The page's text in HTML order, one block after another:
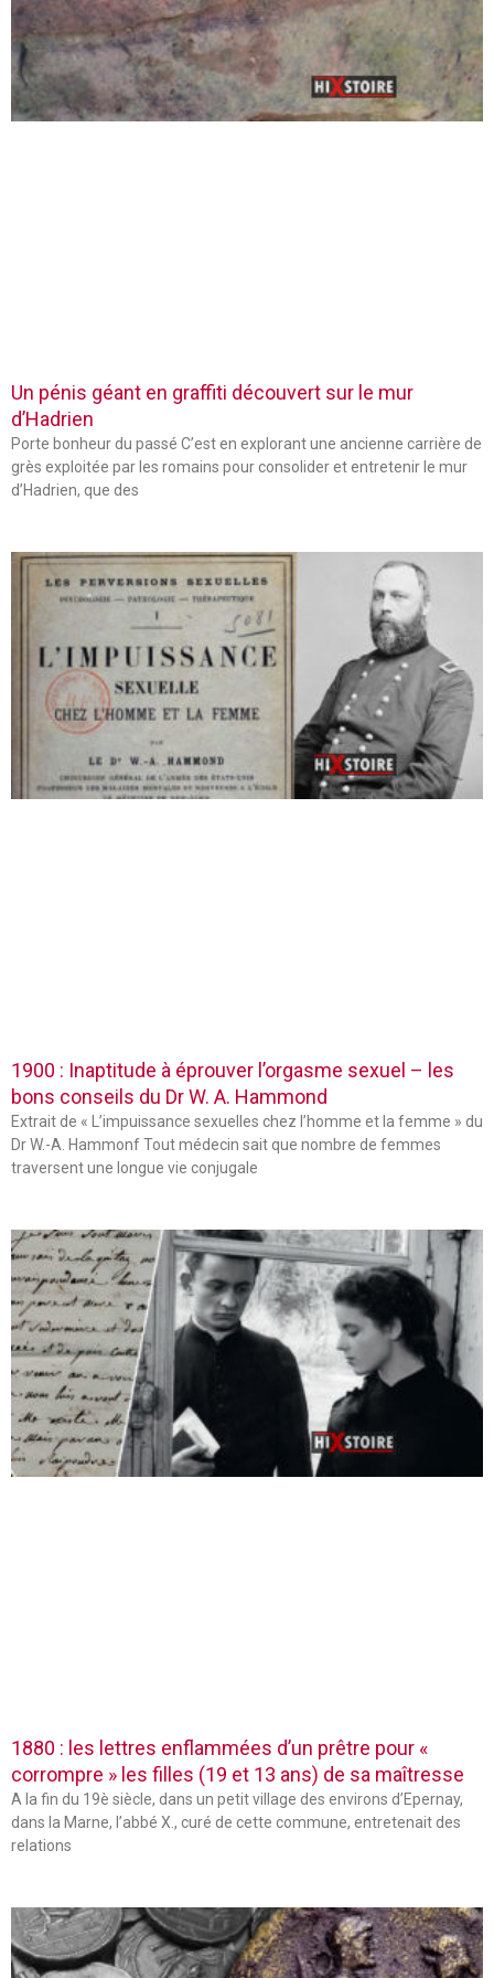
Un pénis géant en graffiti découvert sur le mur
d’Hadrien
Porte bonheur du passé C’est en explorant une ancienne carrière de
grès exploitée par les romains pour consolider et entretenir le mur
d’Hadrien, que des
1900 : Inaptitude à éprouver l’orgasme sexuel – les
bons conseils du Dr W. A. Hammond
Extrait de « L’impuissance sexuelles chez l’homme et la femme » du
Dr W.-A. Hammonf Tout médecin sait que nombre de femmes
traversent une longue vie conjugale
1880 : les lettres enflammées d’un prêtre pour «
corrompre » les filles (19 et 13 ans) de sa maîtresse
A la fin du 19è siècle, dans un petit village des environs d’Epernay,
dans la Marne, l’abbé X., curé de cette commune, entretenait des
relations